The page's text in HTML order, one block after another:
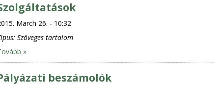
March 26. - 10:32
Szöveges tartalom
»
beszámolók